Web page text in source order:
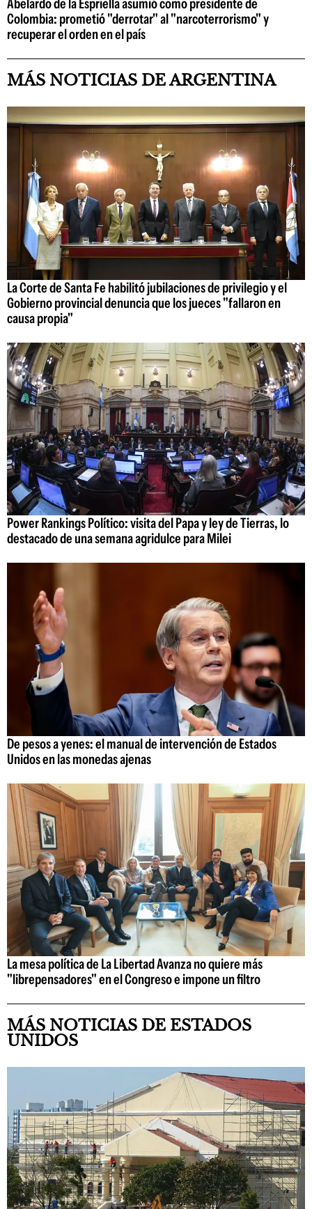
Abelardo de la Espriella asumió como presidente de
Colombia: prometió "derrotar" al "narcoterrorismo" y
recuperar el orden en el país
MÁS NOTICIAS DE ARGENTINA
La Corte de Santa Fe habilitó jubilaciones de privilegio y el
Gobierno provincial denuncia que los jueces "fallaron en
causa propia"
Power Rankings Político: visita del Papa y ley de Tierras, lo
destacado de una semana agridulce para Milei
De pesos a yenes: el manual de intervención de Estados
Unidos en las monedas ajenas
La mesa política de La Libertad Avanza no quiere más
"librepensadores" en el Congreso e impone un filtro
MÁS NOTICIAS DE ESTADOS
UNIDOS